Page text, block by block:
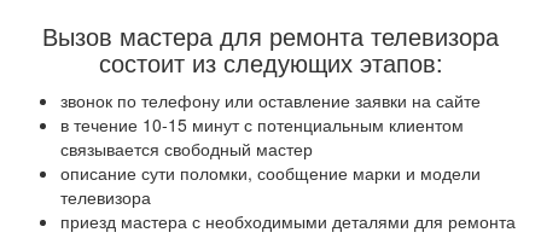
Вызов мастера для ремонта телевизора
состоит из следующих этапов:
звонок по телефону или оставление заявки на сайте
в течение 10-15 минут с потенциальным клиентом
связывается свободный мастер
описание сути поломки, сообщение марки и модели
телевизора
приезд мастера с необходимыми деталями для ремонта